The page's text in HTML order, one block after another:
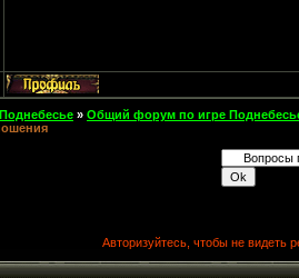
» Общий форум по игре
Авторизуйтесь, чтобы не видеть